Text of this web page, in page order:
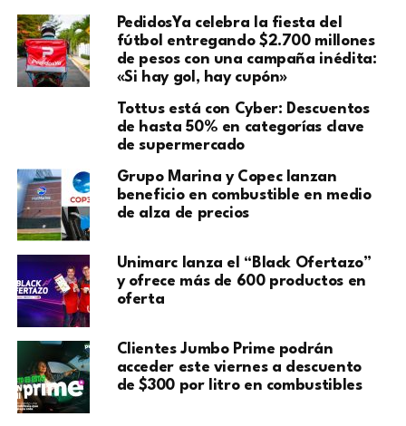
PedidosYa celebra la fiesta del
fútbol entregando $2.700 millones
de pesos con una campaña inédita:
«Si hay gol, hay cupón»
Tottus está con Cyber: Descuentos
de hasta 50% en categorías clave
de supermercado
Grupo Marina y Copec lanzan
beneficio en combustible en medio
de alza de precios
Unimarc lanza el “Black Ofertazo”
y ofrece más de 600 productos en
oferta
Clientes Jumbo Prime podrán
acceder este viernes a descuento
de $300 por litro en combustibles